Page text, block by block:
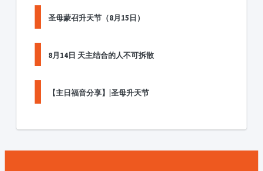
圣母蒙召升天节（8月15日）
8月14日 天主结合的人不可拆散
【主日福音分享】|圣母升天节